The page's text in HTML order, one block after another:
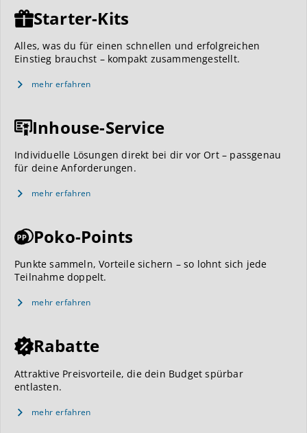
Starter-Kits
Alles, was du für einen schnellen und erfolgreichen
Einstieg brauchst – kompakt zusammengestellt.
mehr erfahren
Inhouse-Service
Individuelle Lösungen direkt bei dir vor Ort – passgenau
für deine Anforderungen.
mehr erfahren
Poko-Points
Punkte sammeln, Vorteile sichern – so lohnt sich jede
Teilnahme doppelt.
mehr erfahren
Rabatte
Attraktive Preisvorteile, die dein Budget spürbar
entlasten.
mehr erfahren